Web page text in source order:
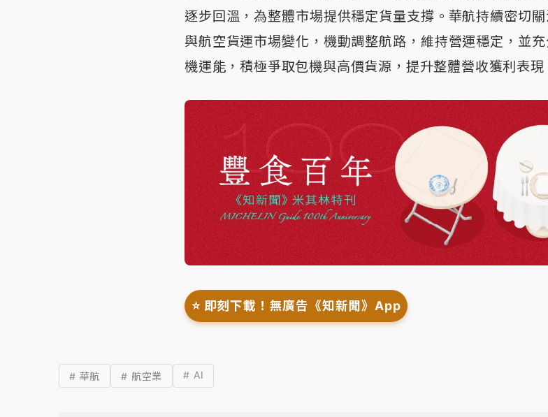
逐步回溫，為整體市場提供穩定貨量支撐。華航持續密切
與航空貨運市場變化，機動調整航路，維持營運穩定，並
機運能，積極爭取包機與高價貨源，提升整體營收獲利表現
⭐️ 即刻下載！無廣告《知新聞》App
# 華航 # 航空業 # AI